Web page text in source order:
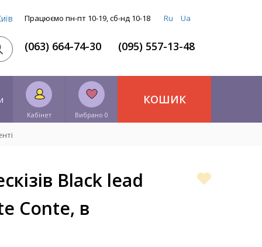
Працюємо пн-пт 10-19, сб-нд 10-18 Ru Ua
(063) 664-74-30 (095) 557-13-48
Кабінет Вибрано 0
КОШИК
Black lead
Conte, в